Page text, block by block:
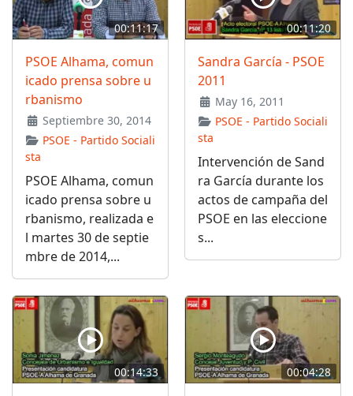
00:11:17
PSOE Alhama, comun
icado prensa sobre u
rbanismo
Septiembre 30, 2014
PSOE - Partido Sociali
sta
PSOE Alhama, comun
icado prensa sobre u
rbanismo, realizada e
l martes 30 de septie
mbre de 2014,...
00:11:20
Sandra García - PSOE
2011
May 16, 2011
PSOE - Partido Sociali
sta
Intervención de Sand
ra García durante los
actos de campaña del
PSOE en las eleccione
s...
00:14:33 00:04:28